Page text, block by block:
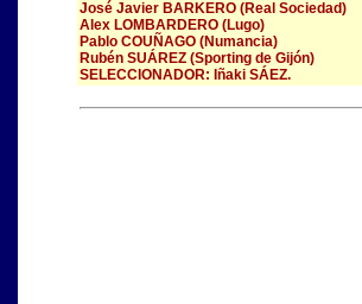
José Javier BARKERO (Real Sociedad)
Alex LOMBARDERO (Lugo)
Pablo COUÑAGO (Numancia)
Rubén SUÁREZ (Sporting de Gijón)
SELECCIONADOR: Iñaki SÁEZ.